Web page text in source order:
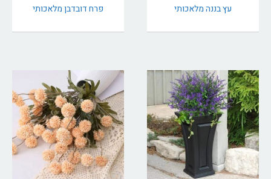
עץ בננה מלאכותי פרח דובדבן מלאכותי